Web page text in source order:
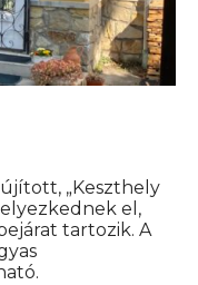
„Keszthely
el,
tartozik. A